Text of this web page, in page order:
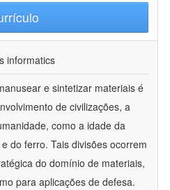
informatics
e sintetizar materiais é
de civilizações, a
como a idade da
do ferro. Tais divisões ocorrem
do domínio de materiais,
para aplicações de defesa.